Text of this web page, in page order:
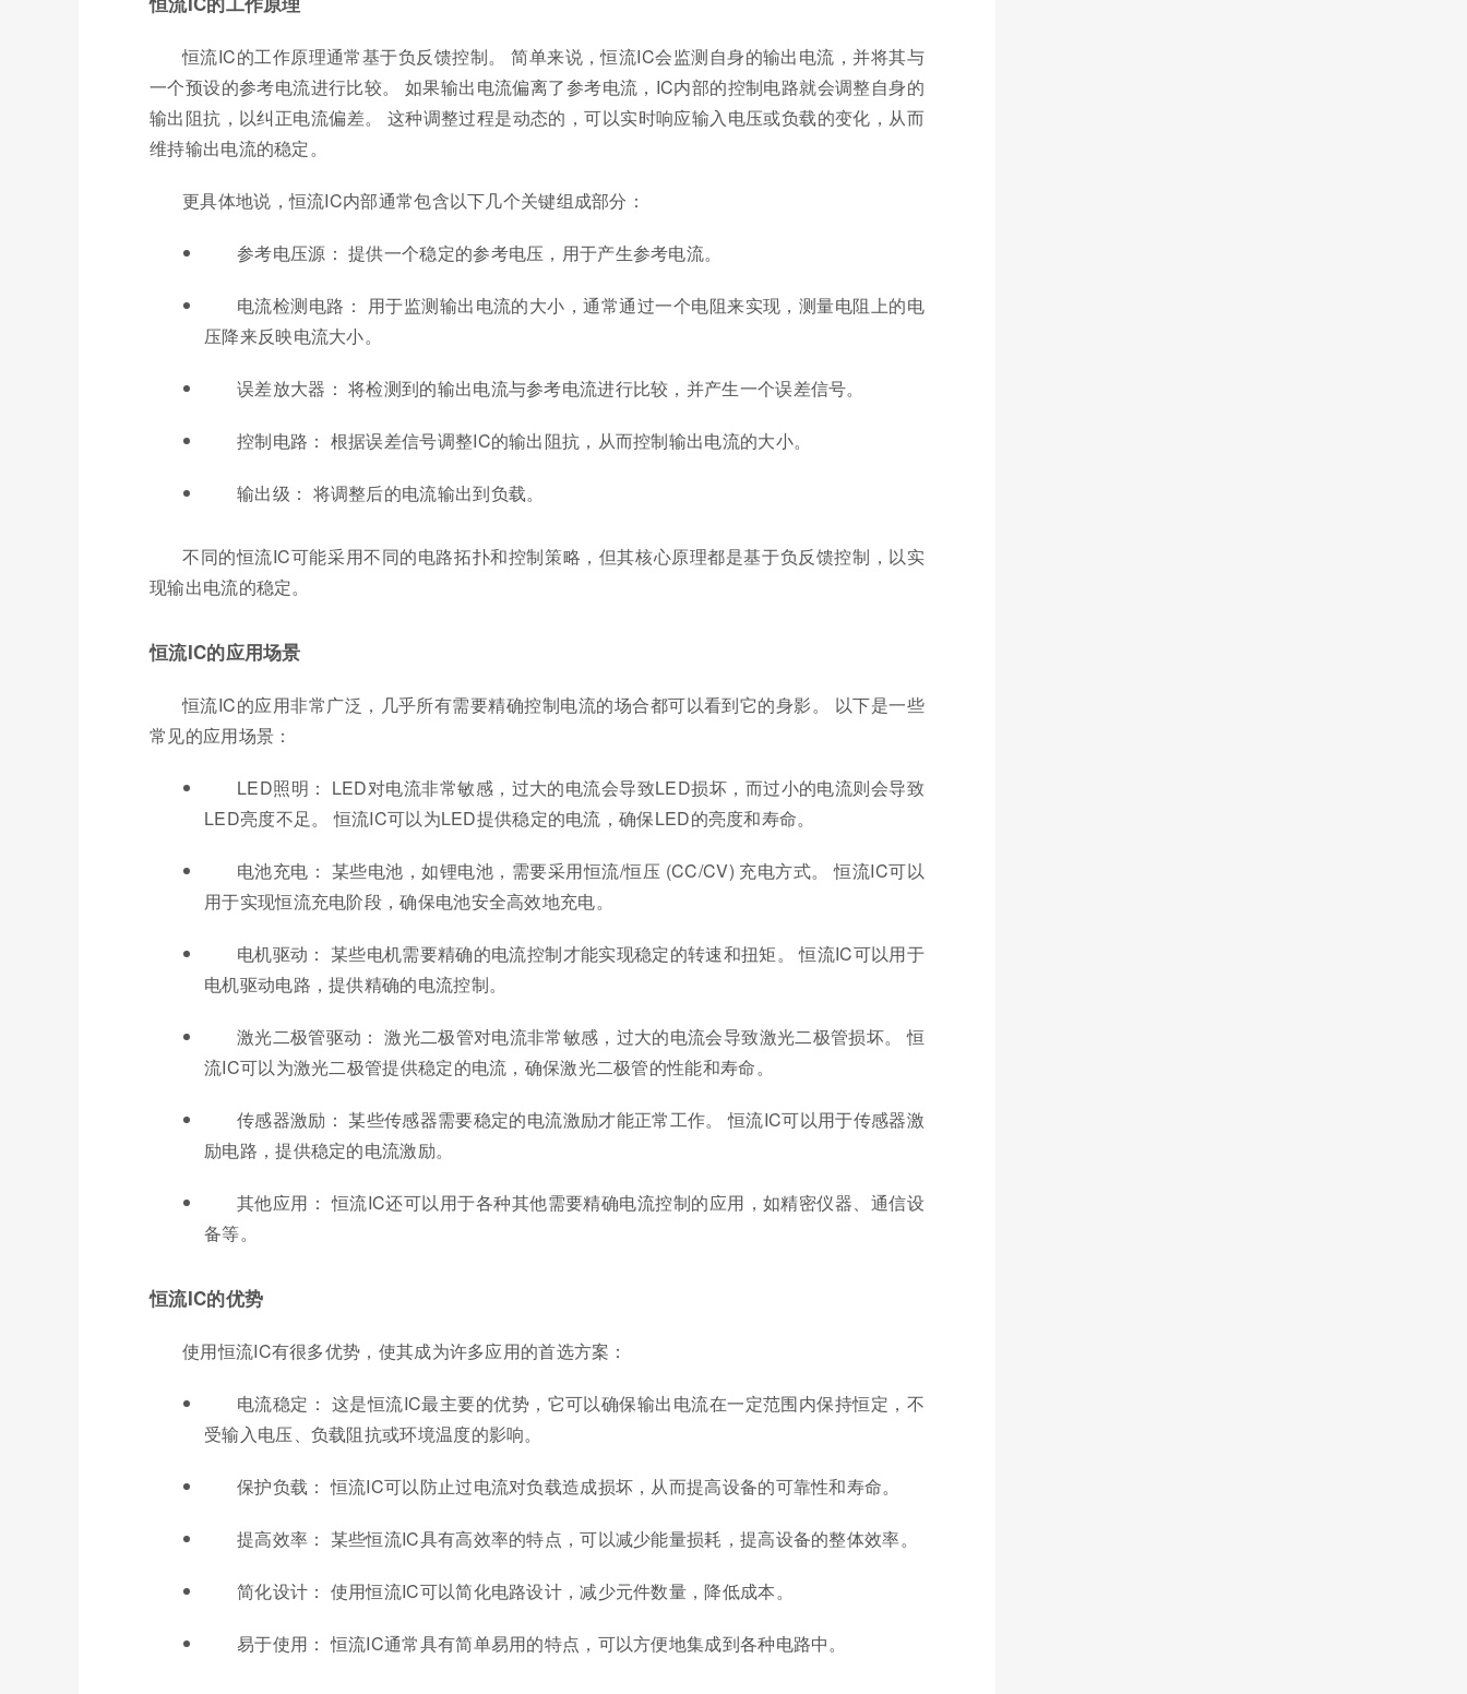
恒流IC的工作原理通常基于负反馈控制。 简单来说，恒流IC会监测自身的输出电流，并将其与
一个预设的参考电流进行比较。 如果输出电流偏离了参考电流，IC内部的控制电路就会调整自身的
输出阻抗，以纠正电流偏差。 这种调整过程是动态的，可以实时响应输入电压或负载的变化，从而
维持输出电流的稳定。
更具体地说，恒流IC内部通常包含以下几个关键组成部分：
参考电压源： 提供一个稳定的参考电压，用于产生参考电流。
电流检测电路： 用于监测输出电流的大小，通常通过一个电阻来实现，测量电阻上的电
压降来反映电流大小。
误差放大器： 将检测到的输出电流与参考电流进行比较，并产生一个误差信号。
控制电路： 根据误差信号调整IC的输出阻抗，从而控制输出电流的大小。
输出级： 将调整后的电流输出到负载。
不同的恒流IC可能采用不同的电路拓扑和控制策略，但其核心原理都是基于负反馈控制，以实
现输出电流的稳定。
恒流IC的应用场景
恒流IC的应用非常广泛，几乎所有需要精确控制电流的场合都可以看到它的身影。 以下是一些
常见的应用场景：
LED照明： LED对电流非常敏感，过大的电流会导致LED损坏，而过小的电流则会导致
LED亮度不足。 恒流IC可以为LED提供稳定的电流，确保LED的亮度和寿命。
电池充电： 某些电池，如锂电池，需要采用恒流/恒压 (CC/CV) 充电方式。 恒流IC可以
用于实现恒流充电阶段，确保电池安全高效地充电。
电机驱动： 某些电机需要精确的电流控制才能实现稳定的转速和扭矩。 恒流IC可以用于
电机驱动电路，提供精确的电流控制。
激光二极管驱动： 激光二极管对电流非常敏感，过大的电流会导致激光二极管损坏。 恒
流IC可以为激光二极管提供稳定的电流，确保激光二极管的性能和寿命。
传感器激励： 某些传感器需要稳定的电流激励才能正常工作。 恒流IC可以用于传感器激
励电路，提供稳定的电流激励。
其他应用： 恒流IC还可以用于各种其他需要精确电流控制的应用，如精密仪器、通信设
备等。
恒流IC的优势
使用恒流IC有很多优势，使其成为许多应用的首选方案：
电流稳定： 这是恒流IC最主要的优势，它可以确保输出电流在一定范围内保持恒定，不
受输入电压、负载阻抗或环境温度的影响。
保护负载： 恒流IC可以防止过电流对负载造成损坏，从而提高设备的可靠性和寿命。
提高效率： 某些恒流IC具有高效率的特点，可以减少能量损耗，提高设备的整体效率。
简化设计： 使用恒流IC可以简化电路设计，减少元件数量，降低成本。
易于使用： 恒流IC通常具有简单易用的特点，可以方便地集成到各种电路中。